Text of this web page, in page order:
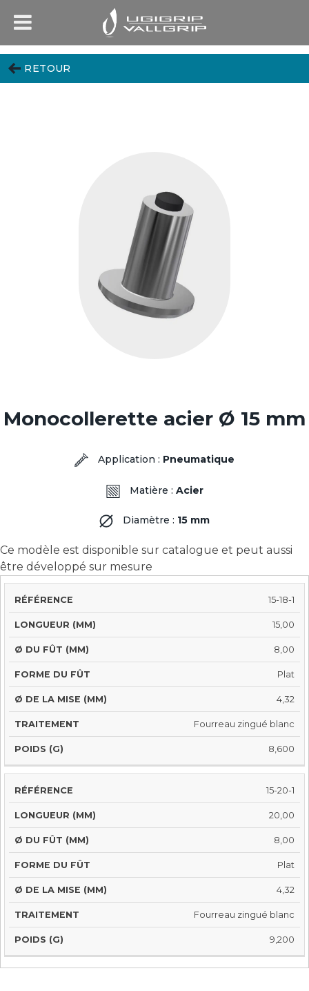
RETOUR
Monocollerette acier Ø 15 mm
Application : Pneumatique
Matière : Acier
Diamètre : 15 mm
Ce modèle est disponible sur catalogue et peut aussi
être développé sur mesure
RÉFÉRENCE
DU
15-18-1
15,00
8,00
Plat
4,32
Fourreau zingué blanc
8,600
15-20-1
20,00
8,00
Plat
4,32
Fourreau zingué blanc
9,200